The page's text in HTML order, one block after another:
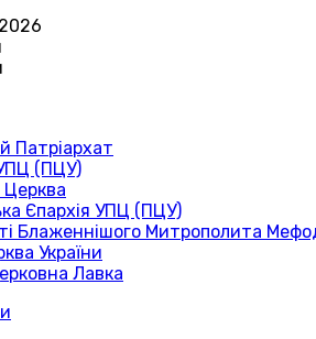
Патріархат
УПЦ (ПЦУ)
Церква
Єпархія УПЦ (ПЦУ)
Блаженнішого Митрополита
України
Лавка